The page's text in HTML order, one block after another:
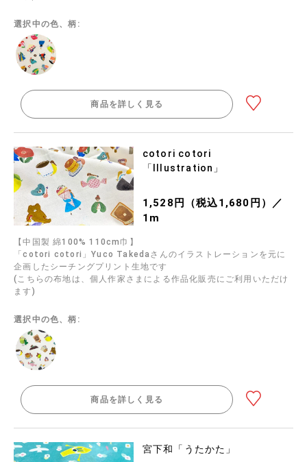
選択中の色、柄:
商品を詳しく見る
cotori cotori
「Illustration」
1,528円（税込1,680円）／
1m
【中国製 綿100% 110cm巾】
「cotori cotori」Yuco Takedaさんのイラストレーションを元に
企画したシーチングプリント生地です
(こちらの布地は、個人作家さまによる作品化販売にご利用いただけ
ます)
選択中の色、柄:
商品を詳しく見る
宮下和「うたかた」